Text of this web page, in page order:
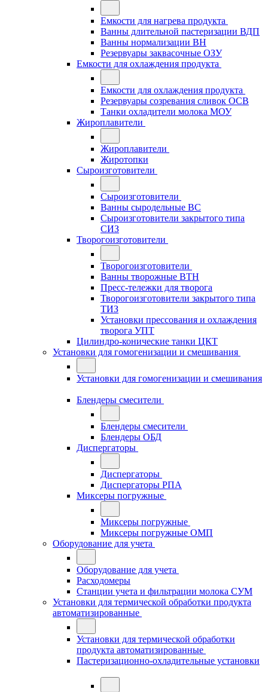
Емкости для нагрева продукта
Ванны длительной пастеризации ВДП
Ванны нормализации ВН
Резервуары заквасочные ОЗУ
Емкости для охлаждения продукта
Емкости для охлаждения продукта
Резервуары созревания сливок ОСВ
Танки охладители молока МОУ
Жироплавители
Жироплавители
Жиротопки
Сыроизготовители
Сыроизготовители
Ванны сыродельные ВС
Сыроизготовители закрытого типа
СИЗ
Творогоизготовители
Творогоизготовители
Ванны творожные ВТН
Пресс-тележки для творога
Творогоизготовители закрытого типа
ТИЗ
Установки прессования и охлаждения
творога УПТ
Цилиндро-конические танки ЦКТ
Установки для гомогенизации и смешивания
Установки для гомогенизации и смешивания
Блендеры смесители
Блендеры смесители
Блендеры ОБД
Диспергаторы
Диспергаторы
Диспергаторы РПА
Миксеры погружные
Миксеры погружные
Миксеры погружные ОМП
Оборудование для учета
Оборудование для учета
Расходомеры
Станции учета и фильтрации молока СУМ
Установки для термической обработки продукта
автоматизированные
Установки для термической обработки
продукта автоматизированные
Пастеризационно-охладительные установки